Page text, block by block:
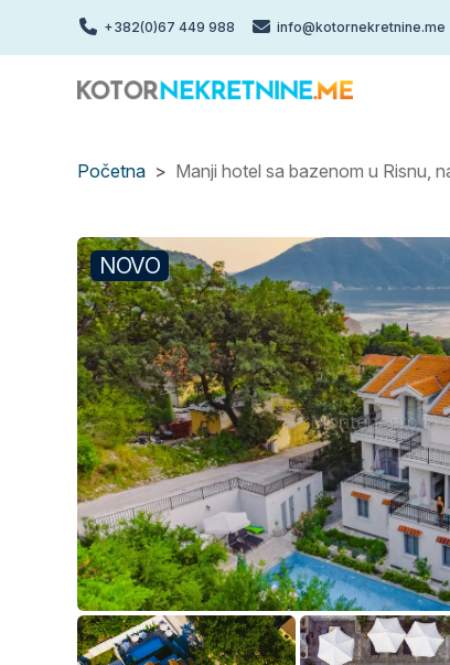
+382(0)67 449 988 info@kotornekretnine.me
Početna Manji hotel sa bazenom u Risnu,
NOVO